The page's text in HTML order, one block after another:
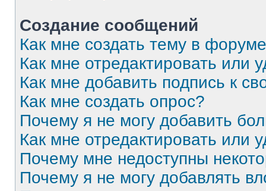
Создание сообщений
Как мне создать тему в
Как мне отредактировать или
Как мне добавить подпись к
Как мне создать опрос?
Почему я не могу добавить
Как мне отредактировать или
Почему мне недоступны
Почему я не могу добавлять